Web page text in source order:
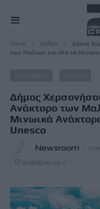
Home Άρθρα
Δήμος
των Μαλίων και όλα τα
Δήμος
Ανάκτορο των
Μινωικά
Unesco
Newsroom 13
Διαβάζεται σε 2'